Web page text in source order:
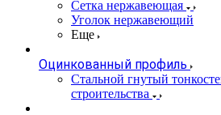
Сетка нержавеющая
Уголок нержавеющий
Еще
Оцинкованный профиль
Стальной гнутый
строительства